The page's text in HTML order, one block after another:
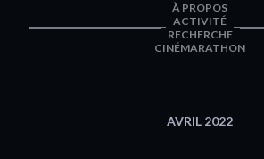
À PROPOS
ACTIVITÉ
RECHERCHE
CINÉMARATHON
AVRIL 2022